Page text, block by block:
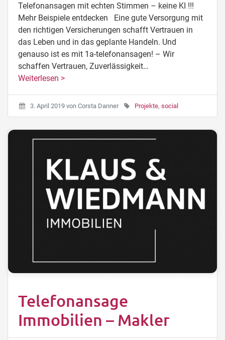
Telefonansagen mit echten Stimmen – keine KI !!!
Mehr Beispiele entdecken Eine gute Versorgung mit
den richtigen Versicherungen schafft Vertrauen in
das Leben und in das geplante Handeln. Und
genauso ist es mit 1a-telefonansagen! – Wir
schaffen Vertrauen, Zuverlässigkeit…
Weiterlesen >
3. April 2019 von Corsta Danner Projekte, social
Telefonansage
Immobilien – Makler